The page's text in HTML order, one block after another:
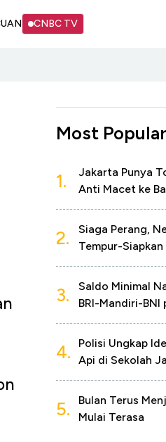
CNBC TV
Most Popular
1.
Jakarta Punya
Anti Macet ke
2.
Siaga Perang,
Tempur-
3.
Saldo Minimal
BRI-Mandiri-
4.
Polisi Ungkap
Api di Sekolah
5.
Bulan Terus
Mulai Terasa